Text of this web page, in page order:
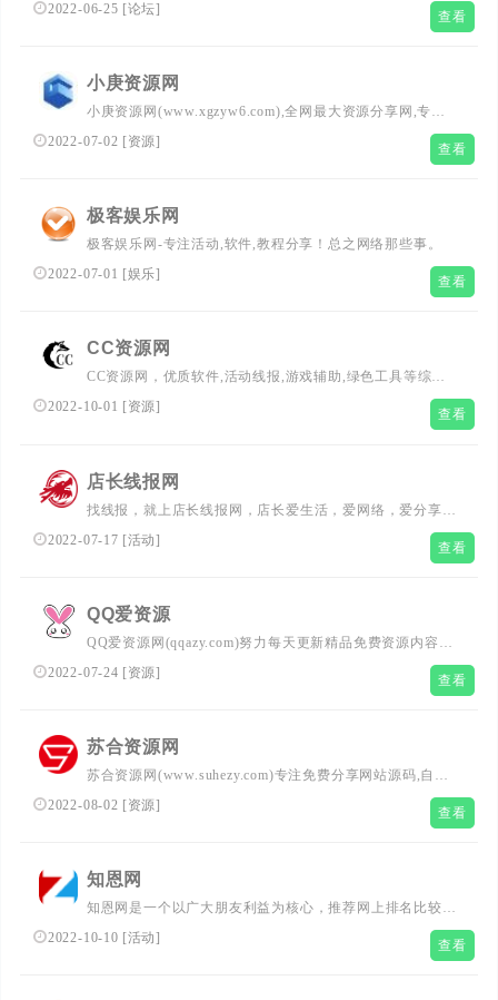
游戏辅助工具，并且我们也慢慢地扩展到了安卓Android手
而扎实的社区，它将为您解决任何问题等等！
2022-06-25 [论坛] 查看
小庚资源网
小庚资源网(www.xgzyw6.com),全网最大资源分享网,专注
技术教程,绿色软件,软件下载,资源下载,黑科技,居家学习,活
2022-07-02 [资源] 查看
极客娱乐网
极客娱乐网-专注活动,软件,教程分享！总之网络那些事。
2022-07-01 [娱乐] 查看
CC资源网
CC资源网，优质软件,活动线报,游戏辅助,绿色工具等综合
资源，收藏本站不迷路
2022-10-01 [资源] 查看
店长线报网
找线报，就上店长线报网，店长爱生活，爱网络，爱分享优
惠券活动。网络人的烟火，熬不尽的网络江湖。专注活动，
线报，赚客吧，教程分享，还有电脑技巧以及其他日常信
2022-07-17 [活动] 查看
QQ爱资源
QQ爱资源网(qqazy.com)努力每天更新精品免费资源内容，
优志资源、活动线报、绿色软件，专注于网络技术的资源分
2022-07-24 [资源] 查看
苏合资源网
苏合资源网(www.suhezy.com)专注免费分享网站源码,自媒
体教程,活动线报等优志资源。不定时分享各行各业的自学
教程视频，苏合资源网多年来每天坚持分享网络技术资源，
2022-08-02 [资源] 查看
知恩网
知恩网是一个以广大朋友利益为核心，推荐网上排名比较好
的手机项目和各类免费有奖活动资讯，让所有访问的朋友都
2022-10-10 [活动] 查看